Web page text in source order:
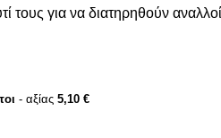
τους για να διατηρηθούν
- αξίας 5,10 €